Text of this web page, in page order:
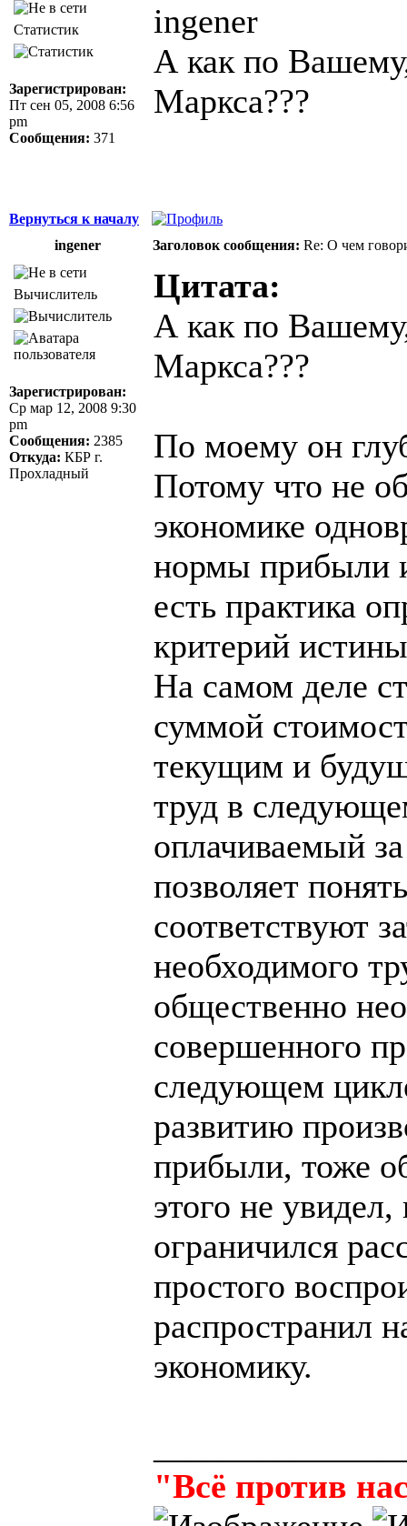
Статистик
Зарегистрирован:
Пт сен 05, 2008 6:56
pm
Сообщения: 371
ingener
А как по
Маркса???
Вернуться к началу
ingener
Заголовок сообщения: Re: О чем
Вычислитель
Зарегистрирован:
Ср мар 12, 2008 9:30
pm
Сообщения: 2385
Откуда: КБР г.
Прохладный
Цитата:
А как по
Маркса???
По моему он
Потому что не
экономике
нормы прибыли
есть практика
критерий
На самом деле
суммой
текущим и
труд в
оплачиваемый
позволяет
соответствуют
необходимого
общественно
совершенного
следующем
развитию
прибыли, тоже
этого не
ограничился
простого
распространил
экономику.
"Всё против